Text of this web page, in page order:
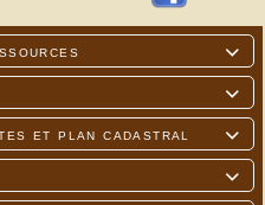



et plan cadastral
